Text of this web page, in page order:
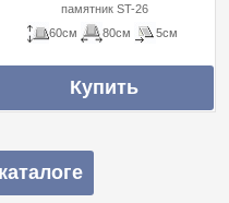
памятник ST-26
60см
80см 5см